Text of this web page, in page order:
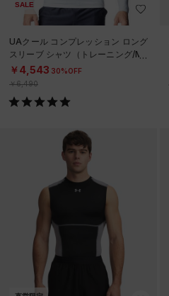
SALE
UAクール コンプレッション ロング
スリーブ シャツ（トレーニング/ME
N）
￥4,543 30%OFF
￥6,490